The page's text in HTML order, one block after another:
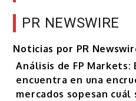
PR NEWSWIRE
Noticias por PR
Análisis de FP Markets:
encuentra en una
mercados sopesan cuál